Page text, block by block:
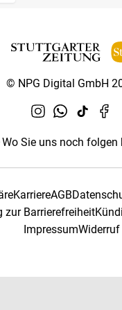
© NPG Digital GmbH
Wo Sie uns noch folgen
KarriereAGB
zur Barrierefreiheit
ImpressumWiderruf